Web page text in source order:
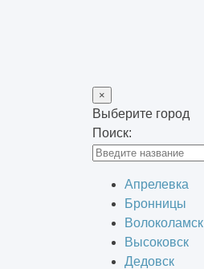
×
Выберите город
Поиск:
Апрелевка
Бронницы
Волоколамск
Высоковск
Дедовск